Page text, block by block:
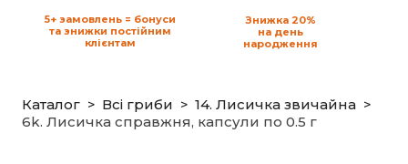
5+ замовлень = бонуси
та знижки постійним
клієнтам
Знижка 20%
на день
народження
Каталог Всі гриби
14. Лисичка звичайна
6k. Лисичка справжня, капсули по 0.5 г